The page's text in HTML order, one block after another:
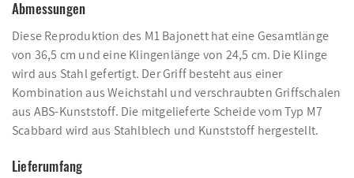
Abmessungen
Diese Reproduktion des M1 Bajonett hat eine Gesamtlänge
von 36,5 cm und eine Klingenlänge von 24,5 cm. Die Klinge
wird aus Stahl gefertigt. Der Griff besteht aus einer
Kombination aus Weichstahl und verschraubten Griffschalen
aus ABS-Kunststoff. Die mitgelieferte Scheide vom Typ M7
Scabbard wird aus Stahlblech und Kunststoff hergestellt.
Lieferumfang